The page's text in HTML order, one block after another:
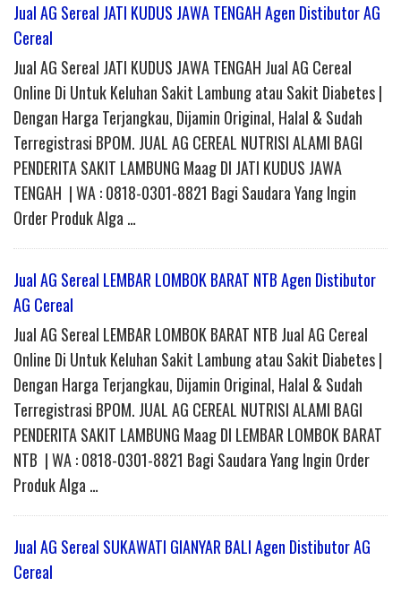
Jual AG Sereal JATI KUDUS JAWA TENGAH Agen Distibutor AG
Cereal
Jual AG Sereal JATI KUDUS JAWA TENGAH Jual AG Cereal
Online Di Untuk Keluhan Sakit Lambung atau Sakit Diabetes |
Dengan Harga Terjangkau, Dijamin Original, Halal & Sudah
Terregistrasi BPOM. JUAL AG CEREAL NUTRISI ALAMI BAGI
PENDERITA SAKIT LAMBUNG Maag DI JATI KUDUS JAWA
TENGAH | WA : 0818-0301-8821 Bagi Saudara Yang Ingin
Order Produk Alga …
Jual AG Sereal LEMBAR LOMBOK BARAT NTB Agen Distibutor
AG Cereal
Jual AG Sereal LEMBAR LOMBOK BARAT NTB Jual AG Cereal
Online Di Untuk Keluhan Sakit Lambung atau Sakit Diabetes |
Dengan Harga Terjangkau, Dijamin Original, Halal & Sudah
Terregistrasi BPOM. JUAL AG CEREAL NUTRISI ALAMI BAGI
PENDERITA SAKIT LAMBUNG Maag DI LEMBAR LOMBOK BARAT
NTB | WA : 0818-0301-8821 Bagi Saudara Yang Ingin Order
Produk Alga …
Jual AG Sereal SUKAWATI GIANYAR BALI Agen Distibutor AG
Cereal